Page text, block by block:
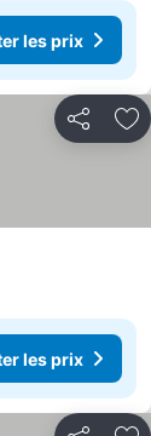
les prix
Partager
les prix